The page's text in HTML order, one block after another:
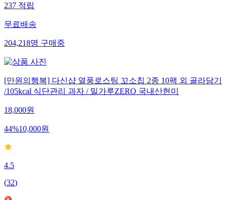
237 적립
무료배송
204,218명 구매중
[만원의행복] 다신샵 열풍로스팅 꼬소칩 2종 10팩 외 골라담기
/105kcal 식단관리 과자 / 밀가루ZERO 국내산현미
18,000원
44%10,000원
4.5
(32)